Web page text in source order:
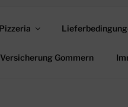
Versicherung Gommern